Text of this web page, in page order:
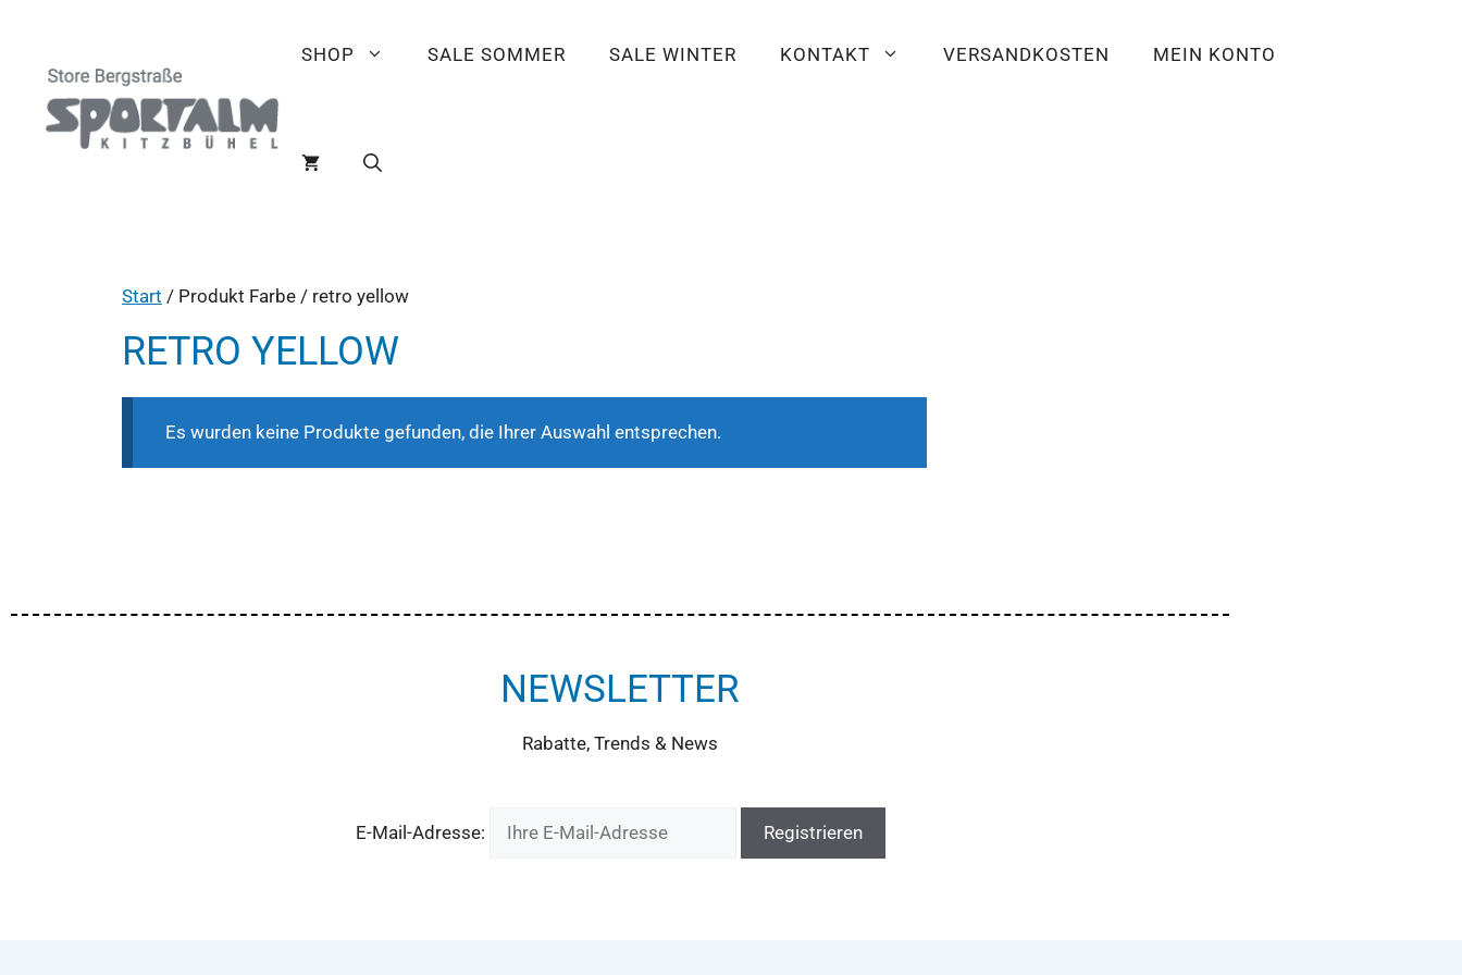
SHOP SALE SOMMER SALE WINTER KONTAKT VERSANDKOSTEN MEIN KONTO
Start / Produkt Farbe / retro yellow
RETRO YELLOW
Es wurden keine Produkte gefunden, die Ihrer Auswahl entsprechen.
NEWSLETTER
Rabatte, Trends & News
E-Mail-Adresse: